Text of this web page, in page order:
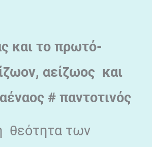
και το πρωτό-
αείζωος και
# παντοτινός
θεότητα των